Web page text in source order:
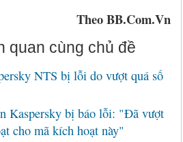
Theo BB.Com.Vn
quan cùng chủ đề
NTS bị lỗi do vượt quá số
Kaspersky bị báo lỗi: "Đã vượt
cho mã kích hoạt này"